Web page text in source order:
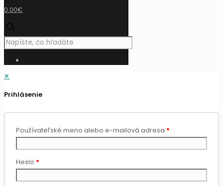
0.00€
✕
Prihlásenie
Používateľské meno alebo e-mailová adresa *
Heslo *